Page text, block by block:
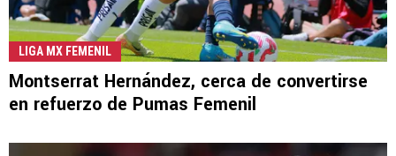
LIGA MX FEMENIL
Montserrat Hernández, cerca de convertirse
en refuerzo de Pumas Femenil